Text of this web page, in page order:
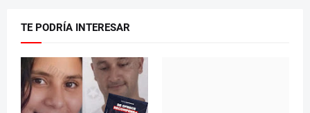
TE PODRÍA INTERESAR